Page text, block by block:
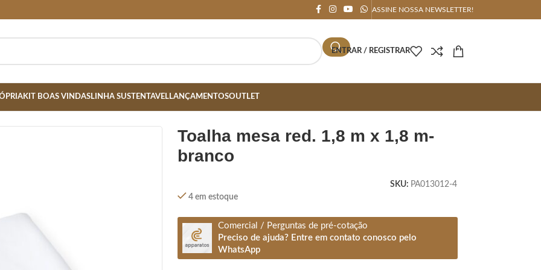
ASSINE NOSSA NEWSLETTER!
ENTRAR / REGISTRAR
KIT BOAS VINDASLINHA SUSTENTAVELLANÇAMENTOSOUTLET
toalha mesa red. 1,8 m x 1,8 m-
branco
SKU: PA013012-4
4 em estoque
Comercial / Perguntas de pré-cotação
Preciso de ajuda? Entre em contato conosco pelo
WhatsApp